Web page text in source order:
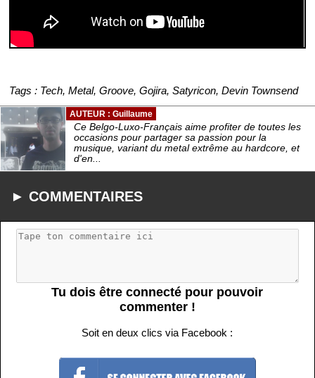
Tags : Tech, Metal, Groove, Gojira, Satyricon, Devin Townsend
AUTEUR : Guillaume
Ce Belgo-Luxo-Français aime profiter de toutes les
occasions pour partager sa passion pour la
musique, variant du metal extrême au hardcore, et
d'en...
► COMMENTAIRES
Tu dois être connecté pour pouvoir
commenter !
Soit en deux clics via Facebook :